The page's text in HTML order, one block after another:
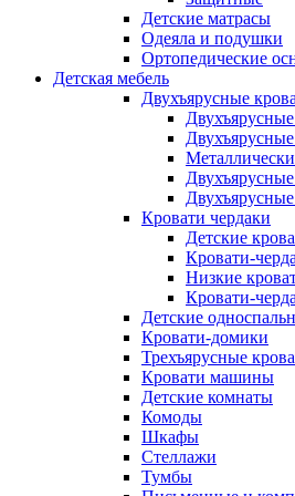
Детские матрасы
Одеяла и подушки
Ортопедические
Детская мебель
Двухъярусные
Кровати чердаки
Детские
Кровати-
Низкие
Кровати-
Детские
Кровати-домики
Трехъярусные
Кровати машины
Детские комнаты
Комоды
Шкафы
Стеллажи
Тумбы